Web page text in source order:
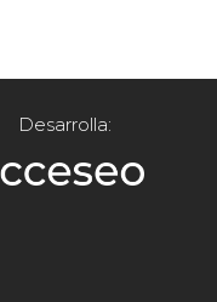
Desarrolla: